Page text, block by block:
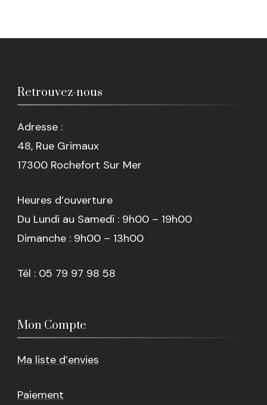
Retrouvez-nous
Adresse :
48, Rue Grimaux
17300 Rochefort Sur Mer
Heures d’ouverture
Du Lundi au Samedi : 9h00 – 19h00
Dimanche : 9h00 – 13h00
Tél : 05 79 97 98 58
Mon Compte
Ma liste d’envies
Paiement